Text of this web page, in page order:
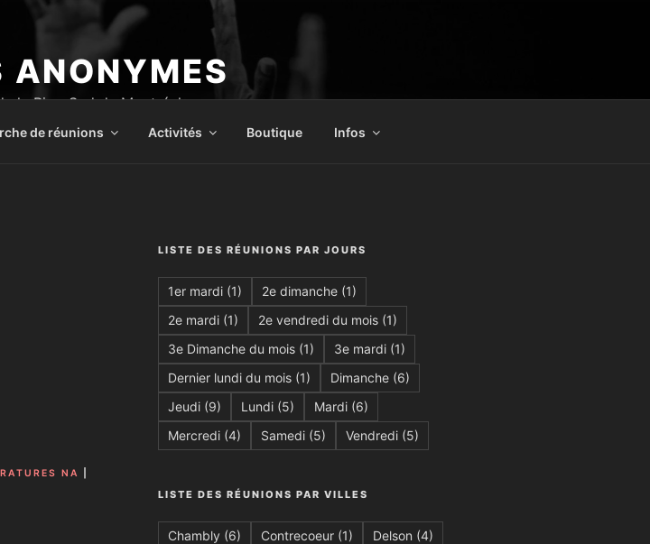
ANONYMES
la Rive-Sud de Montréal
de réunions Activités Boutique Infos
NA
LISTE DES RÉUNIONS PAR JOURS
1er mardi(1) 2e dimanche(1)
2e mardi(1) 2e vendredi du mois(1)
3e Dimanche du mois(1) 3e mardi(1)
Dernier lundi du mois(1) Dimanche(6)
Jeudi(9) Lundi(5) Mardi(6)
Mercredi(4) Samedi(5) Vendredi(5)
LISTE DES RÉUNIONS PAR VILLES
Chambly (6) Contrecoeur(1) Delson (4)